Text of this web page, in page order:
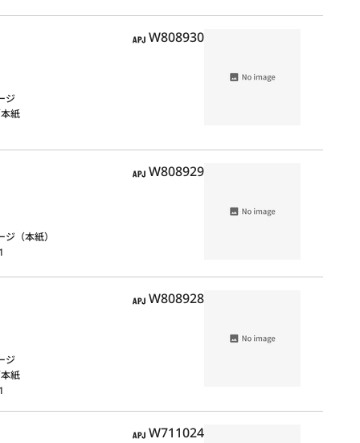
APJ
W808930
ジ
紙
APJ
W808929
ジ（本紙）
APJ
W808928
ジ
紙
APJ
W711024